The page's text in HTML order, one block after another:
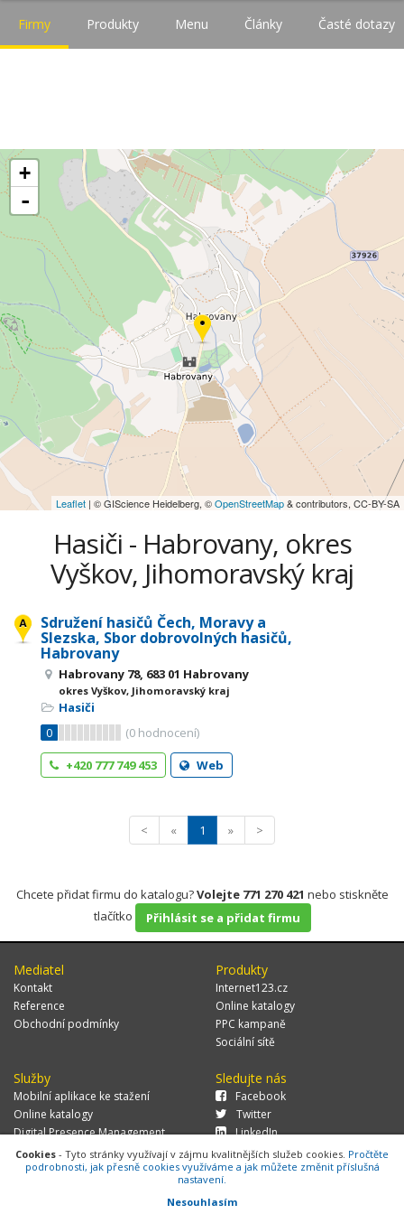
Firmy Produkty Menu Články Časté dotazy
+
-
Leaflet | © GIScience Heidelberg, ©OpenStreetMap& contributors, CC-BY-SA
Hasiči - Habrovany, okres
Vyškov, Jihomoravský kraj
Sdružení hasičů Čech, Moravy a
Slezska, Sbor dobrovolných hasičů,
Habrovany
Habrovany 78, 683 01 Habrovany
okres Vyškov, Jihomoravský kraj
Hasiči
0
(0 hodnocení)
+420 777 749 453
Web
< « 1 » >
Chcete přidat firmu do katalogu?Volejte 771 270 421 nebo stiskněte
tlačítko
Přihlásit se a přidat firmu
Mediatel
Kontakt
Reference
Obchodní podmínky
Produkty
Internet123.cz
Online katalogy
PPC kampaně
Sociální sítě
Služby
Mobilní aplikace ke stažení
Online katalogy
Digital Presence Management
Více zákazníků
Sledujte nás
Facebook
Twitter
LinkedIn
© 2026 MEDIATEL CZ, s.r.o.,Za Potokem 46/4, 106 00 Praha 10, tel.:
Cookies - Tyto stránky využívají v zájmu kvalitnějších služeb cookies. Pročtěte
podrobnosti, jak přesně cookies využíváme a jak můžete změnit příslušná
nastavení.
Nesouhlasím